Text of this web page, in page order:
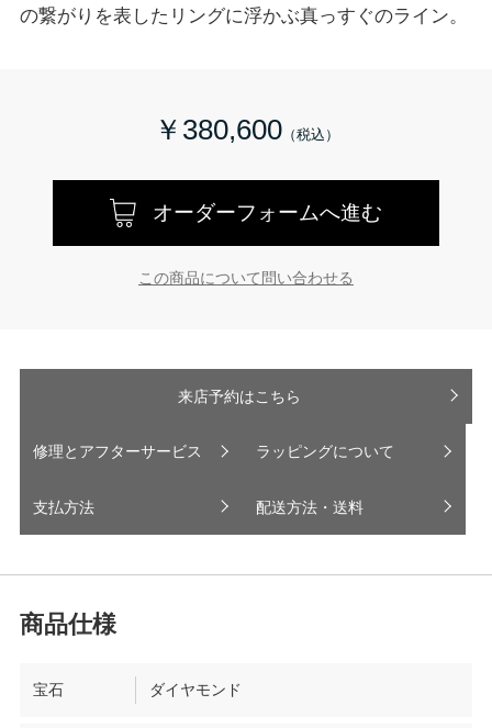
の繋がりを表したリングに浮かぶ真っすぐのライン。
￥380,600
オーダーフォームへ進む
この商品について問い合わせる
来店予約はこちら
修理とアフターサービス ラッピングについて
支払方法 配送方法・送料
宝石 ダイヤモンド